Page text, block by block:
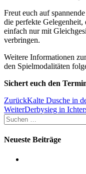
Freut euch auf
die perfekte
einfach nur mit
verbringen.
Weitere Informationen
den Spielmodalitäten
Sichert euch den
ZurückKalte Dusche in
WeiterDerbysieg in
Suchen
nach:
Neueste Beiträge